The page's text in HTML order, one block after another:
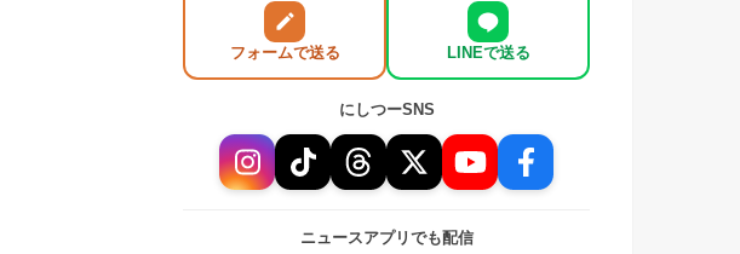
フォームで送る LINEで送る
にしつーSNS
ニュースアプリでも配信